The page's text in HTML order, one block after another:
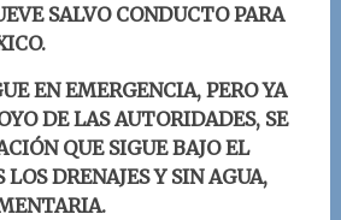
SALVO CONDUCTO PARA
EN EMERGENCIA, PERO YA
DE LAS AUTORIDADES, SE
QUE SIGUE BAJO EL
DRENAJES Y SIN AGUA,